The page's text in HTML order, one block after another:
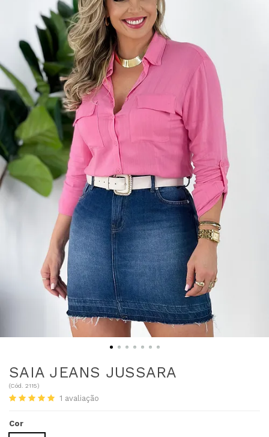
SAIA JEANS JUSSARA
(Cód. 2115)
1 avaliação
Cor